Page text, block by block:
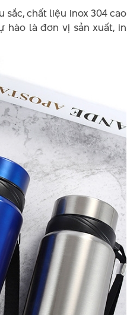
chất liệu inox 304 cao
hào là đơn vị sản xuất, in